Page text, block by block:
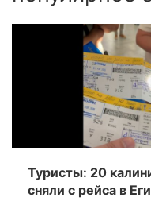
Туристы: 20
сняли с рейса в